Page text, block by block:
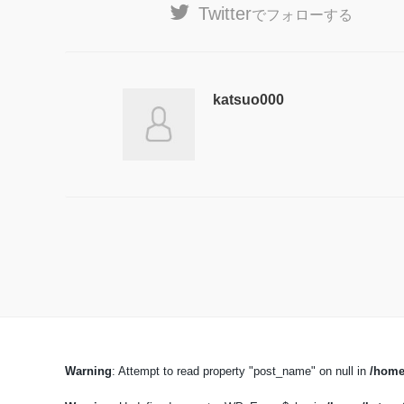
Twitterでフォローする
katsuo000
Warning: Attempt to read property "post_name" on null in /